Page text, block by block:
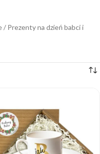
/ Prezenty na dzień babci i